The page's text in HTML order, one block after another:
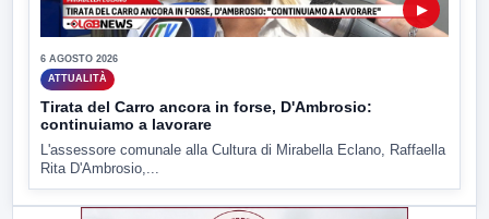
▶
6 AGOSTO 2026
ATTUALITÀ
Tirata del Carro ancora in forse, D'Ambrosio:
continuiamo a lavorare
L'assessore comunale alla Cultura di Mirabella Eclano, Raffaella
Rita D'Ambrosio,...